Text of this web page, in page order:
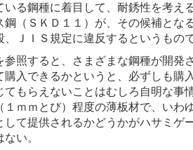
いる鋼種に着目して、耐銹性を考
鋼（ＳＫＤ１１）が、その候補とな
、ＪＩＳ規定に違反するというもの
参照すると、さまざまな鋼種が開
購入できるかというと、必ずしも
てもらえないことはむしろ自明な事
１ｍｍとび）程度の薄板材で、い
して提供されるかどうかがハサミ
い。